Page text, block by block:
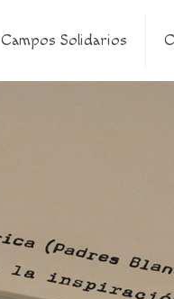
Campos Solidarios